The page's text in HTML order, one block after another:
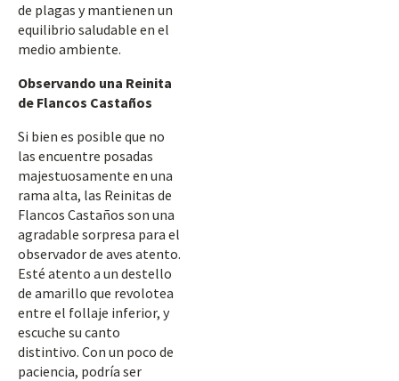
de plagas y mantienen un
equilibrio saludable en el
medio ambiente.
Observando una Reinita
de Flancos Castaños
Si bien es posible que no
las encuentre posadas
majestuosamente en una
rama alta, las Reinitas de
Flancos Castaños son una
agradable sorpresa para el
observador de aves atento.
Esté atento a un destello
de amarillo que revolotea
entre el follaje inferior, y
escuche su canto
distintivo. Con un poco de
paciencia, podría ser